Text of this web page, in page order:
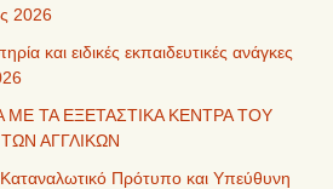
2026
και ειδικές εκπαιδευτικές ανάγκες
ΜΕ ΤΑ ΕΞΕΤΑΣΤΙΚΑ ΚΕΝΤΡΑ ΤΟΥ
ΑΓΓΛΙΚΩΝ
Πρότυπο και Υπεύθυνη